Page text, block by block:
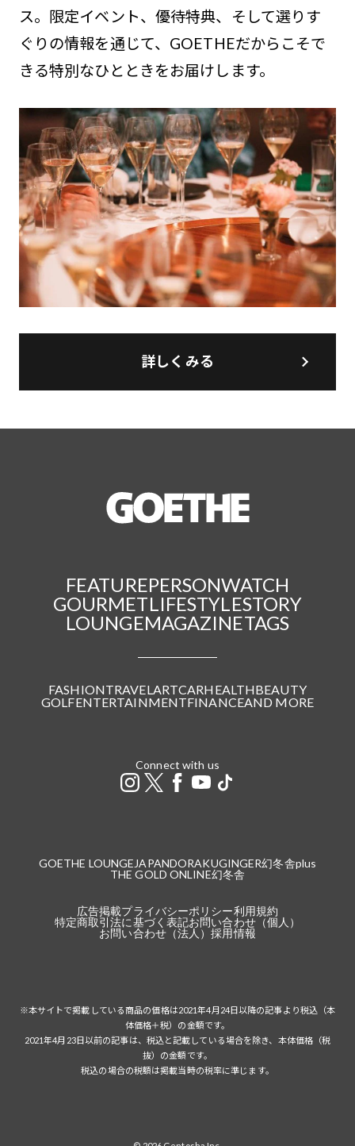
ス。限定イベント、優待特典、そして選りす
ぐりの情報を通じて、GOETHEだからこそで
きる特別なひとときをお届けします。
詳しくみる
FEATUREPERSONWATCH
GOURMETLIFESTYLESTORY
LOUNGEMAGAZINETAGS
FASHIONTRAVELARTCARHEALTHBEAUTY
GOLFENTERTAINMENTFINANCEAND MORE
Connect with us
GOETHE LOUNGE JAPANDORAKUGINGER幻冬舎plus
THE GOLD ONLINE幻冬舎
広告掲載プライバシーポリシー利用規約
特定商取引法に基づく表記お問い合わせ（個人）
お問い合わせ（法人）採用情報
※本サイトで掲載している商品の価格は2021年4月24日以降の記事より税込（本
体価格＋税）の金額です。
2021年4月23日以前の記事は、税込と記載している場合を除き、本体価格（税
抜）の金額です。
税込の場合の税額は掲載当時の税率に準じます。